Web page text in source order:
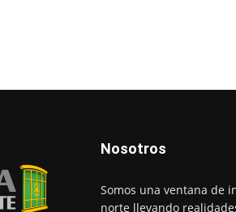
Nosotros
Somos una ventana de
norte llevando